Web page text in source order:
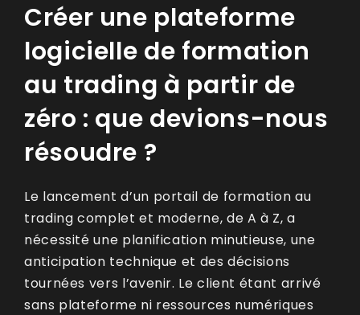
Créer une plateforme
logicielle de formation
au trading à partir de
zéro : que devions-nous
résoudre ?
Le lancement d’un portail de formation au
trading complet et moderne, de A à Z, a
nécessité une planification minutieuse, une
anticipation technique et des décisions
tournées vers l’avenir. Le client étant arrivé
sans plateforme ni ressources numériques